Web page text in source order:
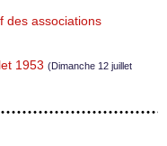
des associations
1953 (Dimanche 12 juillet